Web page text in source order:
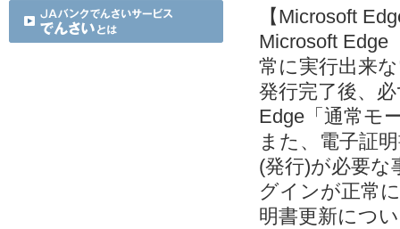
【Microsoft
Microsoft Edge
常に実行出来
発行完了後、
Edge「通常モ
また、電子証
(発行)が必要な
グインが正常
明書更新につ